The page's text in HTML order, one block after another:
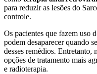
para reduzir as lesões do
controle.
Os pacientes que fazem uso
podem desaparecer quando
desses remédios. Entretanto,
opções de tratamento mais
e radioterapia.